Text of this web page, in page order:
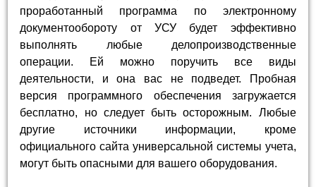
проработанный программа по электронному
документообороту от УСУ будет эффективно
выполнять любые делопроизводственные
операции. Ей можно поручить все виды
деятельности, и она вас не подведет. Пробная
версия программного обеспечения загружается
бесплатно, но следует быть осторожным. Любые
другие источники информации, кроме
официального сайта универсальной системы учета,
могут быть опасными для вашего оборудования.